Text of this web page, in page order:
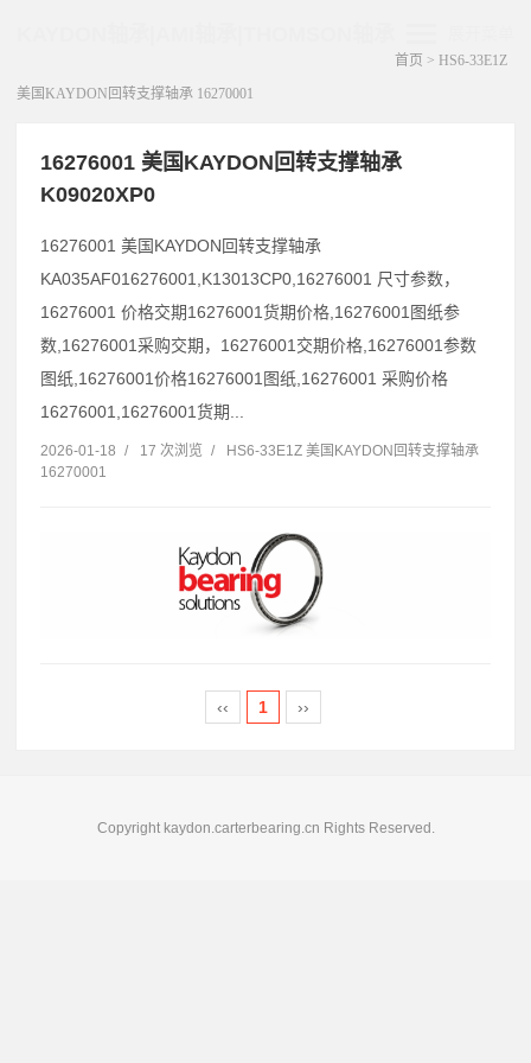
首页 > HS6-33E1Z
美国KAYDON回转支撑轴承 16270001
16276001 美国KAYDON回转支撑轴承
K09020XP0
16276001 美国KAYDON回转支撑轴承
KA035AF016276001,K13013CP0,16276001 尺寸参数，
16276001 价格交期16276001货期价格,16276001图纸参
数,16276001采购交期，16276001交期价格,16276001参数
图纸,16276001价格16276001图纸,16276001 采购价格
16276001,16276001货期...
2026-01-18 / 17 次浏览 /
HS6-33E1Z 美国KAYDON回转支撑轴承
16270001
‹‹ 1 ››
Copyright kaydon.carterbearing.cn Rights Reserved.